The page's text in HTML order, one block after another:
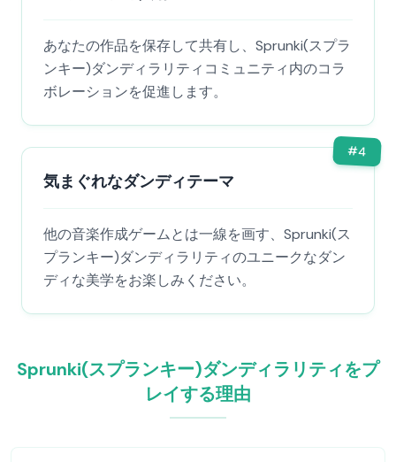
あなたの作品を保存して共有し、Sprunki(スプラ
ンキー)ダンディラリティコミュニティ内のコラ
ボレーションを促進します。
#4
気まぐれなダンディテーマ
他の音楽作成ゲームとは一線を画す、Sprunki(ス
プランキー)ダンディラリティのユニークなダン
ディな美学をお楽しみください。
Sprunki(スプランキー)ダンディラリティをプ
レイする理由